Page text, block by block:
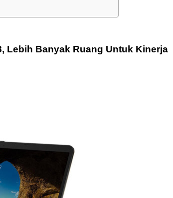
Lebih Banyak Ruang Untuk Kinerja